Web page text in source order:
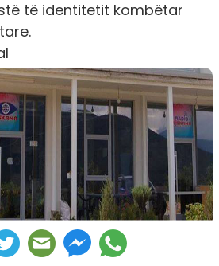
të identitetit kombëtar